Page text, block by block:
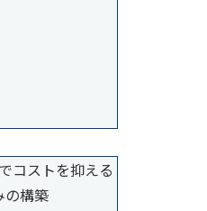
コストを抑える
の構築